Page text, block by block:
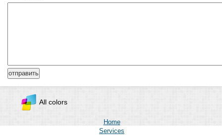
All colors
Home
Services